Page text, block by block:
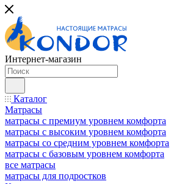
Интернет-магазин
Каталог
Матрасы
матрасы с премиум уровнем комфорта
матрасы с высоким уровнем комфорта
матрасы со средним уровнем комфорта
матрасы с базовым уровнем комфорта
все матрасы
матрасы для подростков